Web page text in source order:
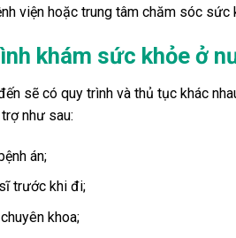
viện hoặc trung tâm chăm sóc
khám sức khỏe ở
sẽ có quy trình và thủ tục khác
như sau:
án;
trước khi đi;
khoa;